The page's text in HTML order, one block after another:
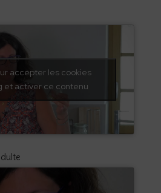
accepter les cookies
et activer ce contenu